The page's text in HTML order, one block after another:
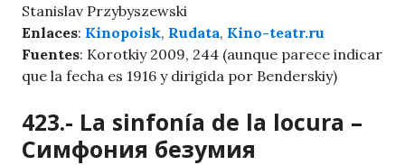
Stanislav Przybyszewski
Enlaces: Kinopoisk, Rudata, Kino-teatr.ru
Fuentes: Korotkiy 2009, 244 (aunque parece indicar
que la fecha es 1916 y dirigida por Benderskiy)
423.- La sinfonía de la locura –
Симфония безумия